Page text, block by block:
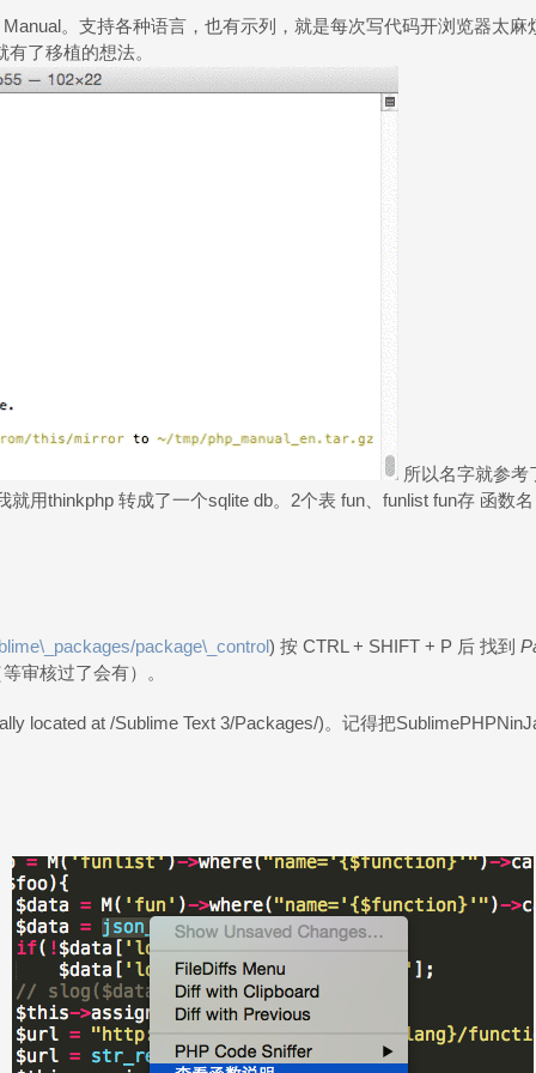
。支持各种语言，也有示列，就是每次写代码开浏览器太
了移植的想法。
所以名字就参
用thinkphp 转成了一个sqlite db。2个表 fun、funlist fun存 函数
package\_control) 按 CTRL + SHIFT + P 后 找到
审核过了会有）。
located at /Sublime Text 3/Packages/)。记得把